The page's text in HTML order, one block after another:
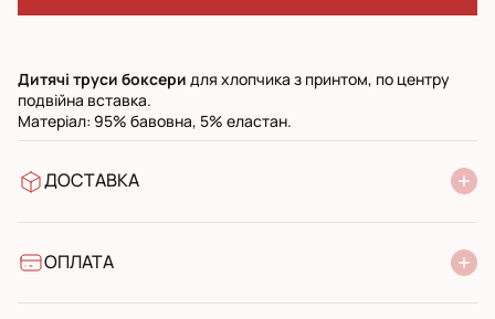
Дитячі труси боксери для хлопчика з принтом, по центру
подвійна вставка.
Матеріал: 95% бавовна, 5% еластан.
ДОСТАВКА
УкрПошта стандарт
ОПЛАТА
Банківський переказ